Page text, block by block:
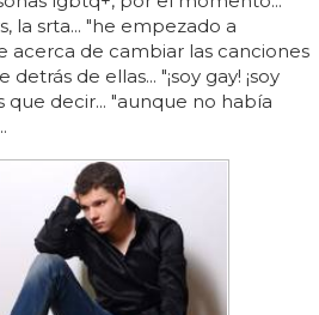
la srta... "he empezado a
de cambiar las canciones
de ellas... "¡soy gay! ¡soy
que decir... "aunque no había